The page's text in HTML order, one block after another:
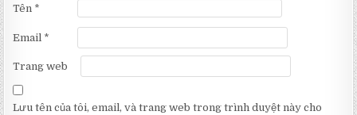
Tên *
Email *
Trang web
Lưu tên của tôi, email, và trang web trong trình duyệt này cho